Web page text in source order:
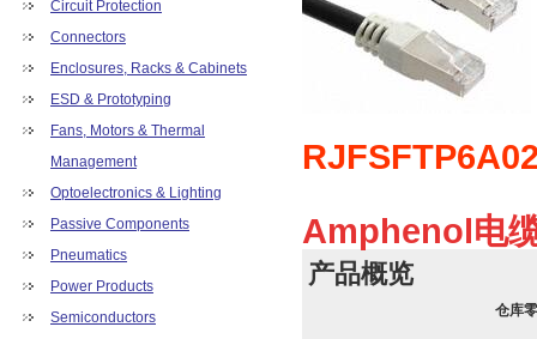
Circuit Protection
Connectors
Enclosures, Racks & Cabinets
ESD & Prototyping
Fans, Motors & Thermal
Management
Optoelectronics & Lighting
Passive Components
Pneumatics
Power Products
Semiconductors
Amphenol电
产品概览
仓库